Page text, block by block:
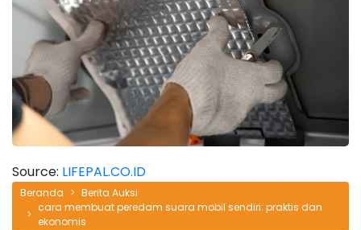
Beranda
Berita Auksi
cara membuat peredam suara mobil sendiri: praktis dan
ekonomis
Source: LIFEPAL.CO.ID